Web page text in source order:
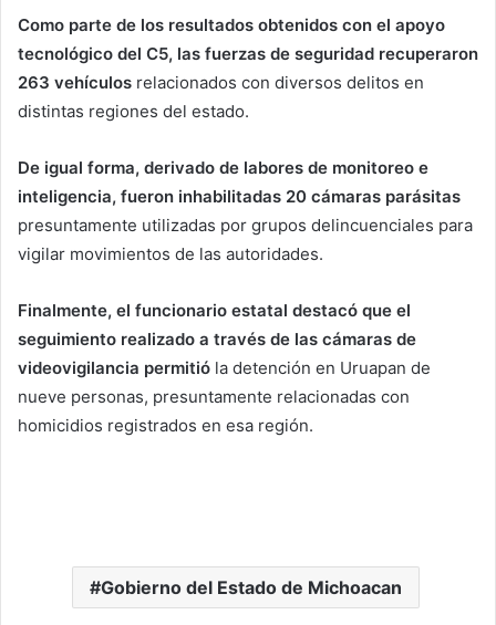
Como parte de los resultados obtenidos con el apoyo
tecnológico del C5, las fuerzas de seguridad recuperaron
263 vehículos relacionados con diversos delitos en
distintas regiones del estado.
De igual forma, derivado de labores de monitoreo e
inteligencia, fueron inhabilitadas 20 cámaras parásitas
presuntamente utilizadas por grupos delincuenciales para
vigilar movimientos de las autoridades.
Finalmente, el funcionario estatal destacó que el
seguimiento realizado a través de las cámaras de
videovigilancia permitió la detención en Uruapan de
nueve personas, presuntamente relacionadas con
homicidios registrados en esa región.
Gobierno del Estado de Michoacan